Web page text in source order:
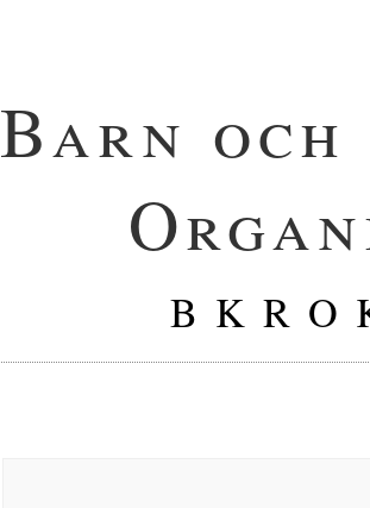
Barn
B K R O